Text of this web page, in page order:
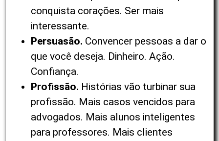
conquista corações. Ser mais
interessante.
Persuasão. Convencer pessoas a dar o
que você deseja. Dinheiro. Ação.
Confiança.
Profissão. Histórias vão turbinar sua
profissão. Mais casos vencidos para
advogados. Mais alunos inteligentes
para professores. Mais clientes